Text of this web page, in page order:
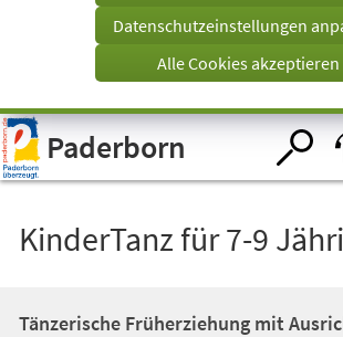
Visuelle
Assistenzsoftware
öffnen.
Tab)
Datenschutzeinstellungen
Alle Cookies akzeptieren
Paderborn
KinderTanz für 7-9
Tänzerische Früherziehung mit